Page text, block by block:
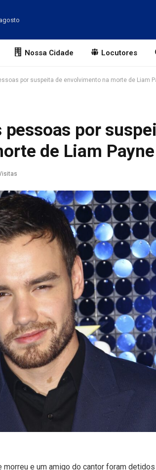
Nossa Cidade Locutores
por suspeita de envolvimento na morte de Liam
por
de Liam Payne
e um amigo do cantor foram detidos